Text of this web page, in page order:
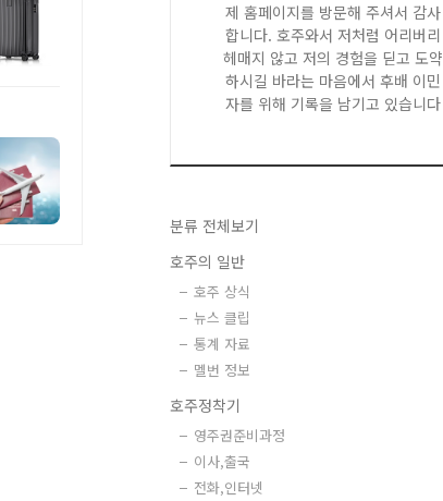
제 홈페이지를 방문해 주셔서 감사
합니다. 호주와서 저처럼 어리버리
헤매지 않고 저의 경험을 딛고 도약
하시길 바라는 마음에서 후배 이민
자를 위해 기록을 남기고 있습니다
분류 전체보기
호주의 일반
호주 상식
뉴스 클립
통계 자료
멜번 정보
호주정착기
영주권준비과정
이사,출국
전화,인터넷